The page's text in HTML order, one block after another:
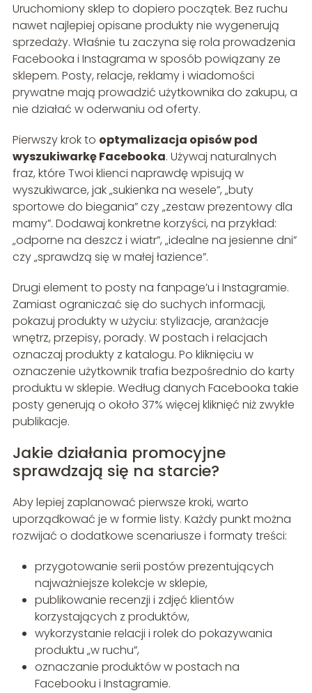
Uruchomiony sklep to dopiero początek. Bez ruchu
nawet najlepiej opisane produkty nie wygenerują
sprzedaży. Właśnie tu zaczyna się rola prowadzenia
Facebooka i Instagrama w sposób powiązany ze
sklepem. Posty, relacje, reklamy i wiadomości
prywatne mają prowadzić użytkownika do zakupu, a
nie działać w oderwaniu od oferty.
Pierwszy krok to optymalizacja opisów pod
wyszukiwarkę Facebooka. Używaj naturalnych
fraz, które Twoi klienci naprawdę wpisują w
wyszukiwarce, jak „sukienka na wesele”, „buty
sportowe do biegania” czy „zestaw prezentowy dla
mamy”. Dodawaj konkretne korzyści, na przykład:
„odporne na deszcz i wiatr”, „idealne na jesienne dni”
czy „sprawdzą się w małej łazience”.
Drugi element to posty na fanpage’u i Instagramie.
Zamiast ograniczać się do suchych informacji,
pokazuj produkty w użyciu: stylizacje, aranżacje
wnętrz, przepisy, porady. W postach i relacjach
oznaczaj produkty z katalogu. Po kliknięciu w
oznaczenie użytkownik trafia bezpośrednio do karty
produktu w sklepie. Według danych Facebooka takie
posty generują o około 37% więcej kliknięć niż zwykłe
publikacje.
Jakie działania promocyjne
sprawdzają się na starcie?
Aby lepiej zaplanować pierwsze kroki, warto
uporządkować je w formie listy. Każdy punkt można
rozwijać o dodatkowe scenariusze i formaty treści:
przygotowanie serii postów prezentujących
najważniejsze kolekcje w sklepie,
publikowanie recenzji i zdjęć klientów
korzystających z produktów,
wykorzystanie relacji i rolek do pokazywania
produktu „w ruchu”,
oznaczanie produktów w postach na
Facebooku i Instagramie.